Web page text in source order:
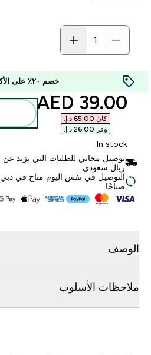
خصم ٢٠٪ على الأكسسوارات - يطبق على السلة
price
39.00 AED‎
كان ‏65.00 د.إ.‏‎
وفر ‏26.00 د.إ.‏‎
In stock
ريال سعودي
صباحًا
الوصف
ملاحظات الأسلوب